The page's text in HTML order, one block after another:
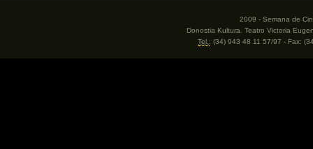
2009 - Semana de
Donostia Kultura. Teatro Victoria
Tel. : (34) 943 48 11 57/97 - Fax: